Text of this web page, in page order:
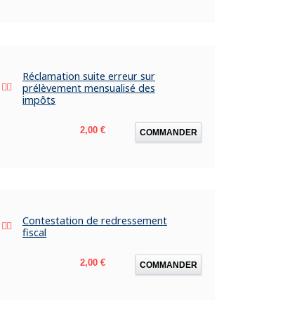
Réclamation suite erreur sur
prélèvement mensualisé des
impôts
Prix
2,00 € COMMANDER
Contestation de redressement
fiscal
Prix
2,00 € COMMANDER